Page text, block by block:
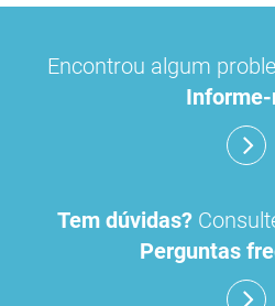
Encontrou algum
Tem dúvidas?
Perguntas